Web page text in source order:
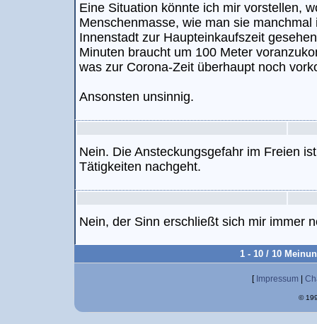
Eine Situation könnte ich mir vorstellen,
Menschenmasse, wie man sie
Innenstadt zur Haupteinkaufszeit
Minuten braucht um 100 Meter
was zur Corona-Zeit überhaupt noch
Ansonsten unsinnig.
Nein. Die Ansteckungsgefahr im Freien
Tätigkeiten nachgeht.
Nein, der Sinn erschließt sich mir immer
1 - 10 / 10
[ Impressum
©